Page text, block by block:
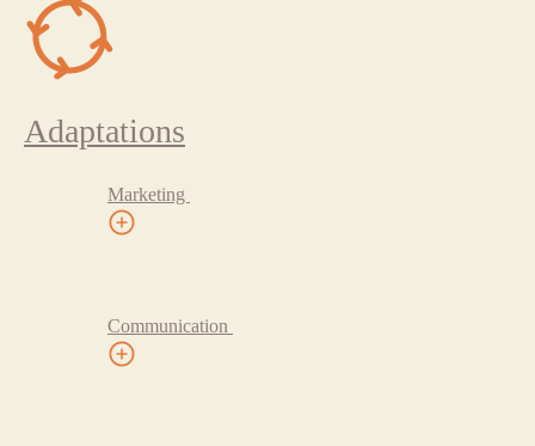
Adaptations
Marketing
Communication